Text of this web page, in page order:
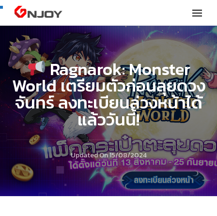
GNjoy mobile news
Ragnarok: Monster
World เตรียมตัวก่อนลุยดวง
จันทร์ ลงทะเบียนล่วงหน้าได้
แล้ววันนี้!
Updated On15/08/2024